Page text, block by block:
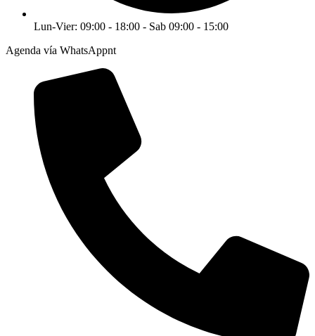
Lun-Vier: 09:00 - 18:00 - Sab 09:00 - 15:00
Agenda vía WhatsAppnt